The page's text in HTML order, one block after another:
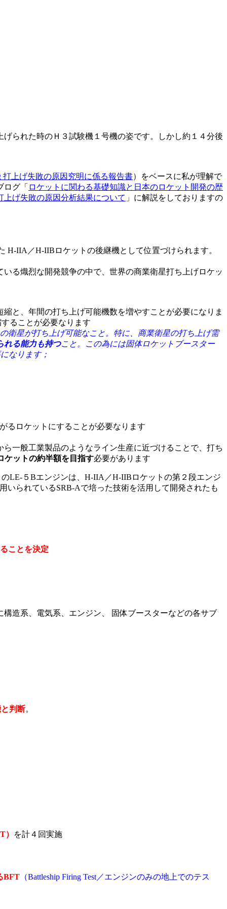
られた時のＨ３試験機１号機の姿です。しかし約１４分後
上げ失敗の原因究明に係る報告書）をベースに私が理解で
グ「 ロケットに関わる基礎知識と日本のロケット開発の歴
上げ失敗の原因分析結果について 」に解説をしておりますの
H-IIA／H-IIBロケットの後継機として位置づけられます。
る熾烈な開発競争の中で、世界の商業衛星打ち上げロケッ
と、年間の打ち上げ可能機数を増やすことが必要になりま
ることが必要なります
衛星が打ち上げ可能なこと。特に、商業衛星の打ち上げ需
れる能力も持つこと。この為には固体ロケットブースター
なります；
るロケットにすることが必要なります
一般工業製品のようなライン生産に近づけることで、打ち
ケットの約半額を目指す必要があります
LE-５Bエンジンは、H-IIA／H-IIBロケットの第２段エンジ
られているSRB-Aで培った技術を活用して開発されたも
ことを決定
造系、電気系、エンジン、 固体ブースターなどの各サブ
判断。
を計４回実施
BFT （Battleship Firing Test／エンジンのみの地上でのテス